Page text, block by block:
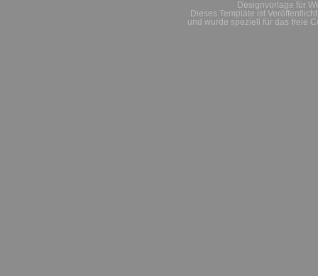
Designvorlage für
Dieses Template ist
und wurde speziell für das freie